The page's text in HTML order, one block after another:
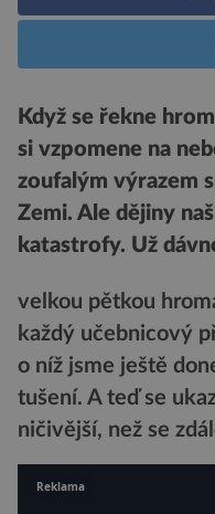
Když se řekne
si vzpomene na
zoufalým výrazem
Zemi. Ale dějiny
katastrofy. Už
velkou pětkou
každý učebnicový
o níž jsme ještě
tušení. A teď se
ničivější, než se
Reklama